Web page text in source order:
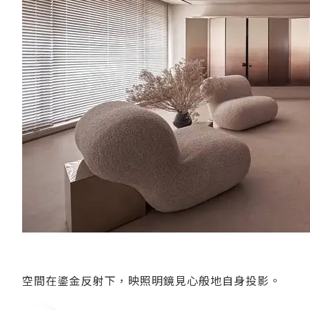
空間在鎏金反射下，映照明鏡見心般地自身投影。